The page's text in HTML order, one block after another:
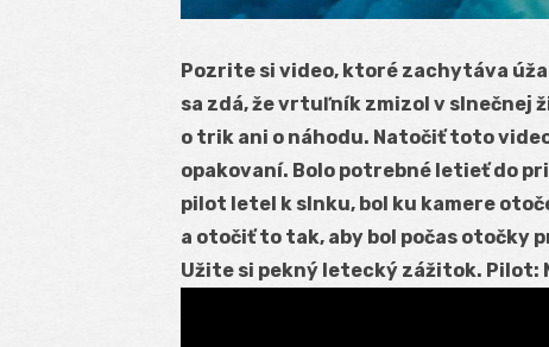
Pozrite si video, ktoré zachytáva
sa zdá, že vrtuľník zmizol v slnečnej
o trik ani o náhodu. Natočiť toto
opakovaní. Bolo potrebné letieť do
pilot letel k slnku, bol ku kamere
a otočiť to tak, aby bol počas otočky
Užite si pekný letecký zážitok. Pilot: